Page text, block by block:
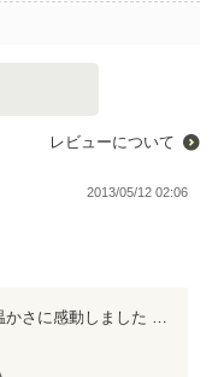
レビューについて
2013/05/12 02:06
すごい切なくて… …でも、 周りの人の温かさに感動しました 渚と美鈴がこの後どうなるのか、 すっごい気になります☆